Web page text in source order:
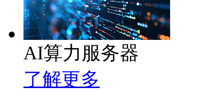
AI算力服务器
了解更多